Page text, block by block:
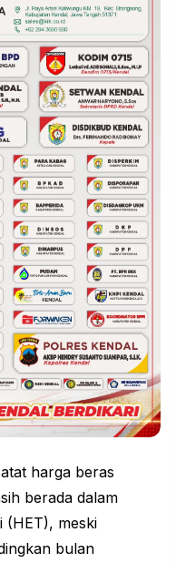
harga beras
berada dalam
(HET), meski
bulan